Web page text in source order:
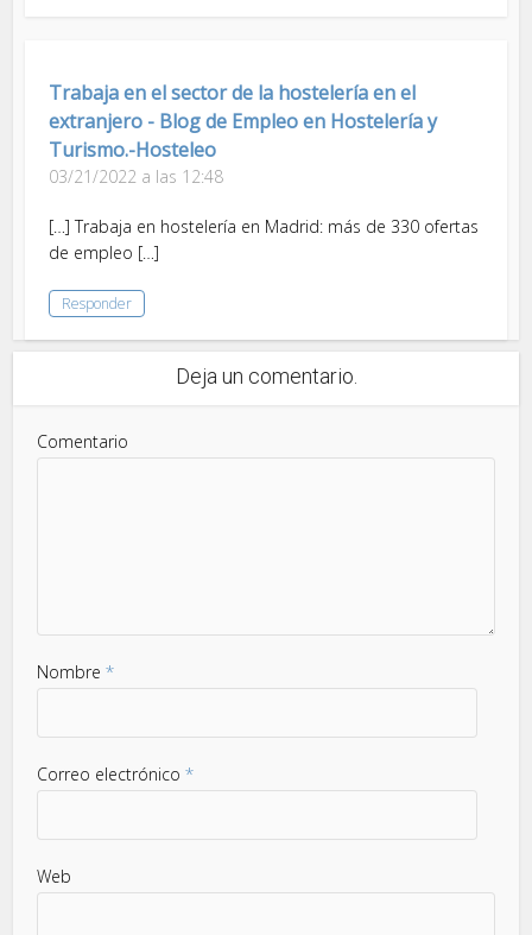
Trabaja en el sector de la hostelería en el
extranjero - Blog de Empleo en Hostelería y
Turismo.-Hosteleo
03/21/2022 a las 12:48
[…] Trabaja en hostelería en Madrid: más de 330 ofertas
de empleo […]
Responder
Deja un comentario.
Comentario
Nombre*
Correo electrónico*
Web